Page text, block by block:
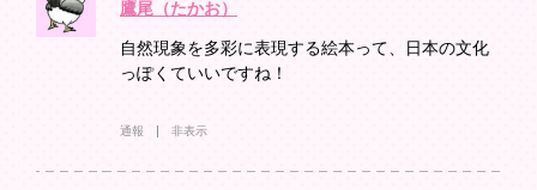
鷹尾（たかお）
自然現象を多彩に表現する絵本って、日本の文化
っぽくていいですね！
通報 非表示